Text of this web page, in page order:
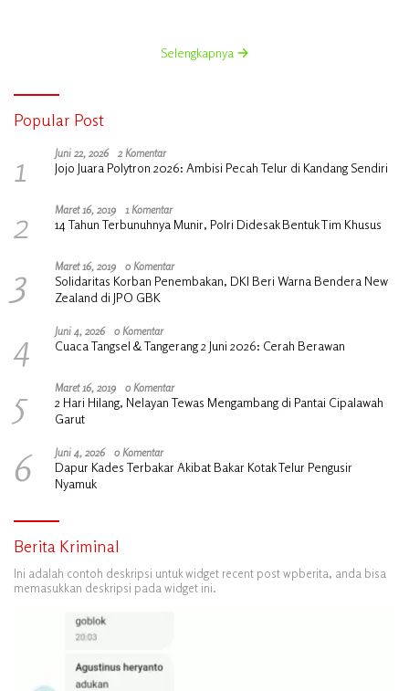
Selengkapnya
Popular Post
1 Juni 22, 2026 2 Komentar
Jojo Juara Polytron 2026: Ambisi Pecah Telur di Kandang Sendiri
2 Maret 16, 2019 1 Komentar
14 Tahun Terbunuhnya Munir, Polri Didesak Bentuk Tim Khusus
3 Maret 16, 2019 0 Komentar
Solidaritas Korban Penembakan, DKI Beri Warna Bendera New
Zealand di JPO GBK
4 Juni 4, 2026 0 Komentar
Cuaca Tangsel & Tangerang 2 Juni 2026: Cerah Berawan
5 Maret 16, 2019 0 Komentar
2 Hari Hilang, Nelayan Tewas Mengambang di Pantai Cipalawah
Garut
6 Juni 4, 2026 0 Komentar
Dapur Kades Terbakar Akibat Bakar Kotak Telur Pengusir
Nyamuk
Berita Kriminal
Ini adalah contoh deskripsi untuk widget recent post wpberita, anda bisa
memasukkan deskripsi pada widget ini.